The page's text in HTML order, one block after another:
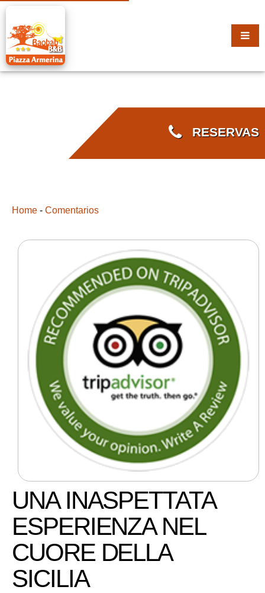
RESERVAS
Home - Comentarios
UNA INASPETTATA
ESPERIENZA NEL
CUORE DELLA
SICILIA